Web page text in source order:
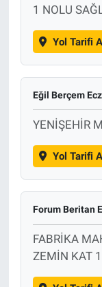
1 NOLU
Yol Tarifi
Eğil Berçem
YENİŞEHİR
Yol Tarifi
Forum Beritan
FABRİKA
ZEMİN KAT